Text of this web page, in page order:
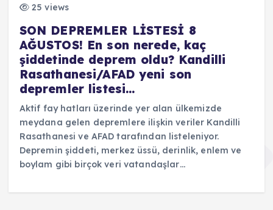
25 views
SON DEPREMLER LİSTESİ 8
AĞUSTOS! En son nerede, kaç
şiddetinde deprem oldu? Kandilli
Rasathanesi/AFAD yeni son
depremler listesi…
Aktif fay hatları üzerinde yer alan ülkemizde
meydana gelen depremlere ilişkin veriler Kandilli
Rasathanesi ve AFAD tarafından listeleniyor.
Depremin şiddeti, merkez üssü, derinlik, enlem ve
boylam gibi birçok veri vatandaşlar…